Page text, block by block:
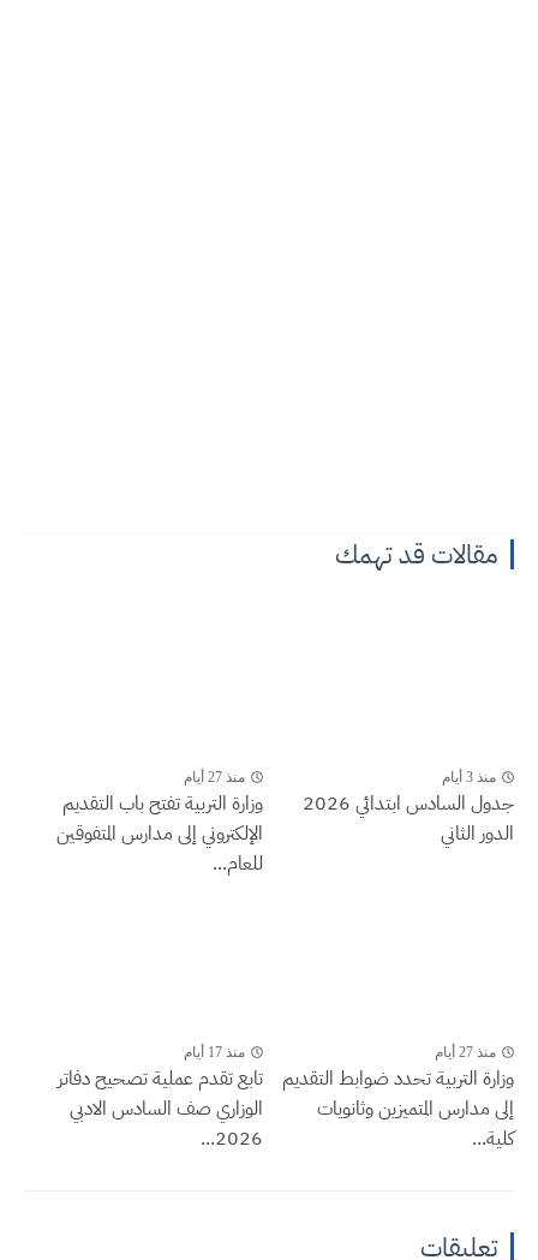
مقالات قد تهمك
منذ 3 أيام
جدول السادس ابتدائي 2026
الدور الثاني
منذ 27 أيام
وزارة التربية تفتح باب التقديم
الإلكتروني إلى مدارس المتفوقين
للعام...
منذ 27 أيام
وزارة التربية تحدد ضوابط التقديم
إلى مدارس المتميزين وثانويات
كلية...
منذ 17 أيام
تابع تقدم عملية تصحيح دفاتر
الوزاري صف السادس الادبي
2026...
تعليقات